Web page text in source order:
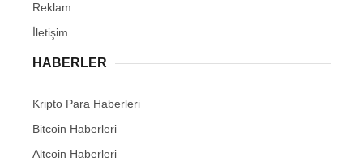
Reklam
İletişim
HABERLER
Kripto Para Haberleri
Bitcoin Haberleri
Altcoin Haberleri